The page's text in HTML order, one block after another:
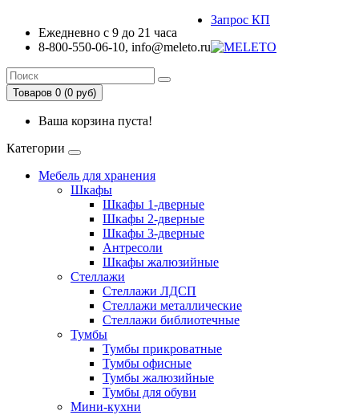
Ежедневно с 9 до 21 часа
8-800-550-06-10, info@meleto.ru
Запрос КП
Товаров 0 (0 pуб)
Ваша корзина пуста!
Категории
Мебель для хранения
Шкафы
Шкафы 1-дверные
Шкафы 2-дверные
Шкафы 3-дверные
Антресоли
Шкафы жалюзийные
Стеллажи
Стеллажи ЛДСП
Стеллажи металлические
Стеллажи библиотечные
Тумбы
Тумбы прикроватные
Тумбы офисные
Тумбы жалюзийные
Тумбы для обуви
Мини-кухни